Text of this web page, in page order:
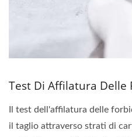
Test Di Affilatura Delle
Il test dell'affilatura delle
il taglio attraverso strati di